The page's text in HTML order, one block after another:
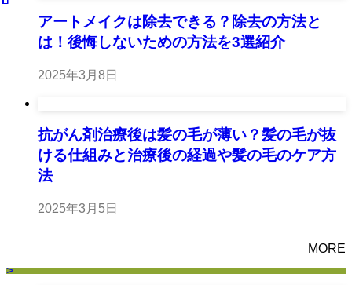
アートメイクは除去できる？除去の方法と
は！後悔しないための方法を3選紹介
2025年3月8日
抗がん剤治療後は髪の毛が薄い？髪の毛が抜
ける仕組みと治療後の経過や髪の毛のケア方
法
2025年3月5日
MORE
>